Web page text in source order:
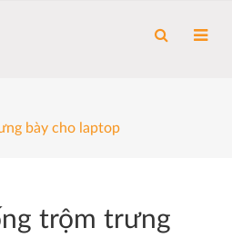
bày cho laptop
trộm trưng